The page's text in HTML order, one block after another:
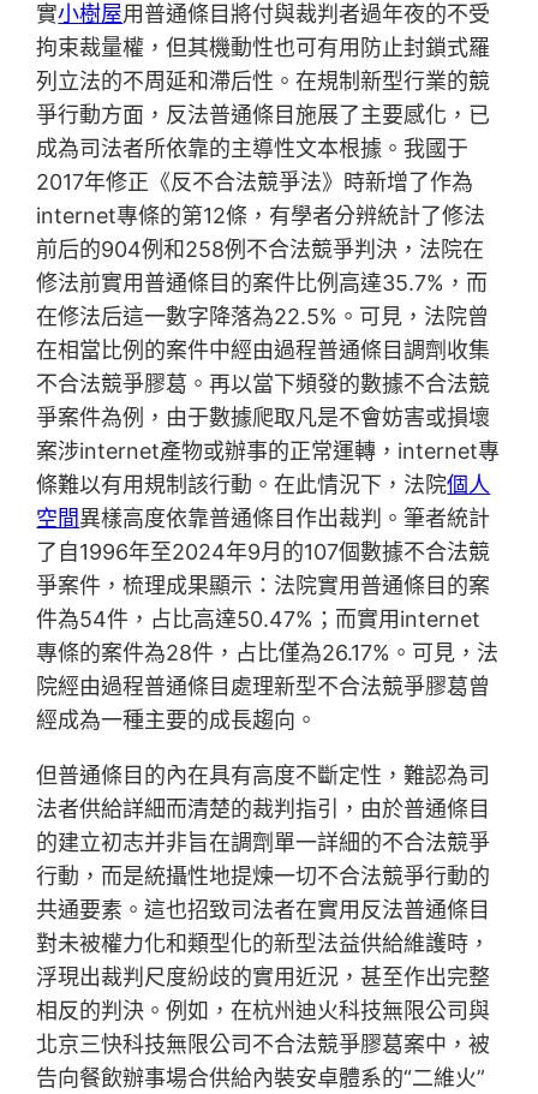
實小樹屋用普通條目將付與裁判者過年夜的不受
拘束裁量權，但其機動性也可有用防止封鎖式羅
列立法的不周延和滯后性。在規制新型行業的競
爭行動方面，反法普通條目施展了主要感化，已
成為司法者所依靠的主導性文本根據。我國于
2017年修正《反不合法競爭法》時新增了作為
internet專條的第12條，有學者分辨統計了修法
前后的904例和258例不合法競爭判決，法院在
修法前實用普通條目的案件比例高達35.7%，而
在修法后這一數字降落為22.5%。可見，法院曾
在相當比例的案件中經由過程普通條目調劑收集
不合法競爭膠葛。再以當下頻發的數據不合法競
爭案件為例，由于數據爬取凡是不會妨害或損壞
案涉internet產物或辦事的正常運轉，internet專
條難以有用規制該行動。在此情況下，法院個人
空間異樣高度依靠普通條目作出裁判。筆者統計
了自1996年至2024年9月的107個數據不合法競
爭案件，梳理成果顯示：法院實用普通條目的案
件為54件，占比高達50.47%；而實用internet
專條的案件為28件，占比僅為26.17%。可見，法
院經由過程普通條目處理新型不合法競爭膠葛曾
經成為一種主要的成長趨向。
但普通條目的內在具有高度不斷定性，難認為司
法者供給詳細而清楚的裁判指引，由於普通條目
的建立初志并非旨在調劑單一詳細的不合法競爭
行動，而是統攝性地提煉一切不合法競爭行動的
共通要素。這也招致司法者在實用反法普通條目
對未被權力化和類型化的新型法益供給維護時，
浮現出裁判尺度紛歧的實用近況，甚至作出完整
相反的判決。例如，在杭州迪火科技無限公司與
北京三快科技無限公司不合法競爭膠葛案中，被
告向餐飲辦事場合供給內裝安卓體系的“二維火”